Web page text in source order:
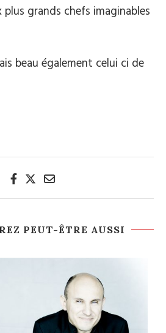
plus grands chefs imaginables
beau également celui ci de
PEUT-ÊTRE AUSSI